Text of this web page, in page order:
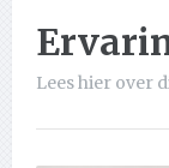
Lees hier over